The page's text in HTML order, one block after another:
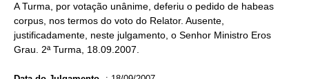
A Turma, por votação unânime, deferiu o pedido de habeas
corpus, nos termos do voto do Relator. Ausente,
justificadamente, neste julgamento, o Senhor Ministro Eros
Grau. 2ª Turma, 18.09.2007.